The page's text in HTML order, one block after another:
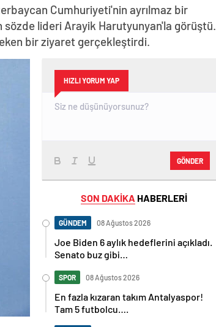
Cumhuriyeti'nin ayrılmaz bir
sözde lideri Arayik Harutyunyan'la görüştü.
bir ziyaret gerçekleştirdi.
HIZLI YORUM YAP
GÖNDER
SON DAKİKA HABERLERİ
GÜNDEM 08 Ağustos 2026
Joe Biden 6 aylık hedeflerini açıkladı.
Senato buz gibi…
SPOR 08 Ağustos 2026
En fazla kızaran takım Antalyaspor!
Tam 5 futbolcu….